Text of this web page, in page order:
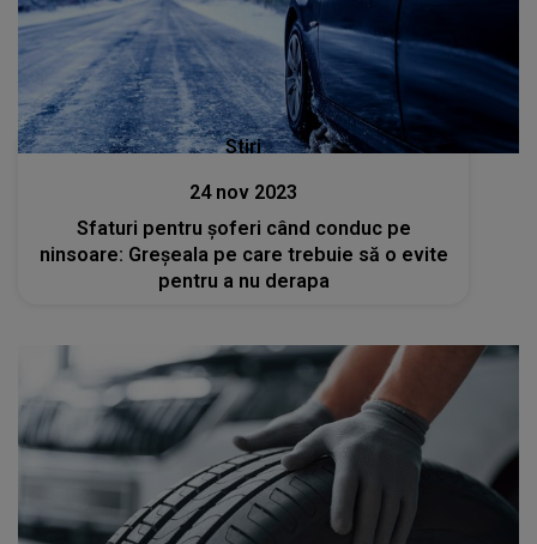
Stiri
24 nov 2023
Sfaturi pentru șoferi când conduc pe
ninsoare: Greșeala pe care trebuie să o evite
pentru a nu derapa